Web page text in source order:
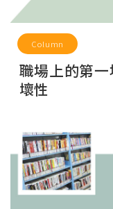
Column
職場上的第
壞性